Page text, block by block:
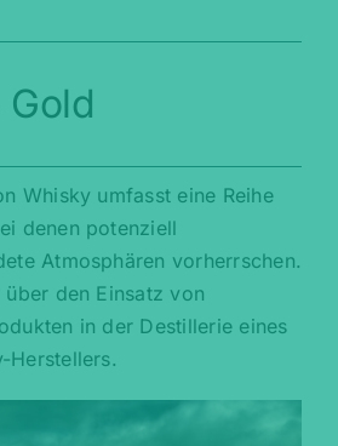
Whisky umfasst eine Reihe
denen potenziell
Atmosphären vorherrschen.
den Einsatz von
in der Destillerie eines
Herstellers.